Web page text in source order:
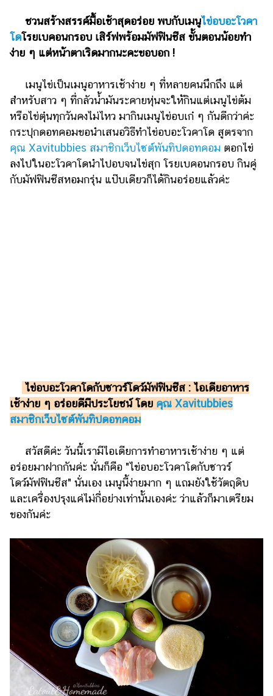
ไลฟ์
ไตล์
วง
ผู้
หญิง
ผู้ชาย
สุขภาพ
การ
ตกแต่ง
มือ
ราคา
ทอง
ราคา
น้ำมัน
วา
สัตว์
เลี้ยง
ชวนสร้างสรรค์มื้อเช้าสุดอร่อย พบกับเมนูไข่อบอะโวคา
โดโรยเบคอนกรอบ เสิร์ฟพร้อมมัฟฟินชีส ขั้นตอนน้อยทำ
ง่าย ๆ แต่หน้าตาเริดมากนะคะขอบอก !
เมนูไข่เป็นเมนูอาหารเช้าง่าย ๆ ที่หลายคนนึกถึง แต่
สำหรับสาว ๆ ที่กลัวน้ำมันระคายหุ่นจะให้กินแต่เมนูไข่ต้ม
หรือไข่ตุ๋นทุกวันคงไม่ไหว มากินเมนูไข่อบเก๋ ๆ กันดีกว่าค่ะ
กระปุกดอทคอมขอนำเสนอวิธีทำไข่อบอะโวคาโด สูตรจาก
คุณ Xavitubbies สมาชิกเว็บไซต์พันทิปดอทคอม ตอกไข่
ลงไปในอะโวคาโดนำไปอบจนไข่สุก โรยเบคอนกรอบ กินคู่
กับมัฟฟินชีสหอมกรุ่น แป๊บเดียวก็ได้กินอร่อยแล้วค่ะ
ไข่อบอะโวคาโดกับซาวร์โดว์มัฟฟินชีส : ไอเดียอาหาร
เช้าง่าย ๆ อร่อยดีมีประโยชน์ โดย คุณ Xavitubbies
สมาชิกเว็บไซต์พันทิปดอทคอม
สวัสดีค่ะ วันนี้เรามีไอเดียการทำอาหารเช้าง่าย ๆ แต่
อร่อยมาฝากกันค่ะ นั่นก็คือ "ไข่อบอะโวคาโดกับซาวร์
โดว์มัฟฟินชีส" นั่นเอง เมนูนี้ง่ายมาก ๆ แถมยังใช้วัตถุดิบ
และเครื่องปรุงแค่ไม่กี่อย่างเท่านั้นเองค่ะ ว่าแล้วก็มาเตรียม
ของกันค่ะ